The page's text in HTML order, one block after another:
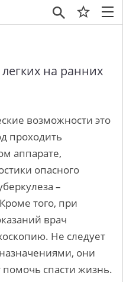
×
на ранних
возможности это
проходить
аппарате,
опасного
–
того, при
врач
Не следует
они
помочь спасти жизнь.